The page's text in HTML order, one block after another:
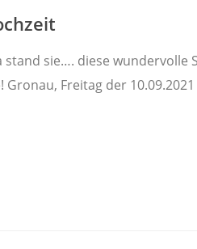
sie…. diese
Freitag der 10.09.2021